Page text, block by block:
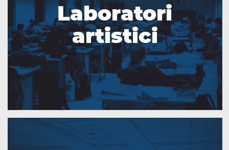
Laboratori
artistici